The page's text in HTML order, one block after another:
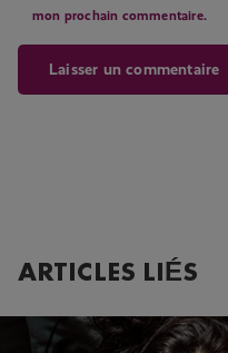
mon prochain commentaire.
ARTICLES LIÉS